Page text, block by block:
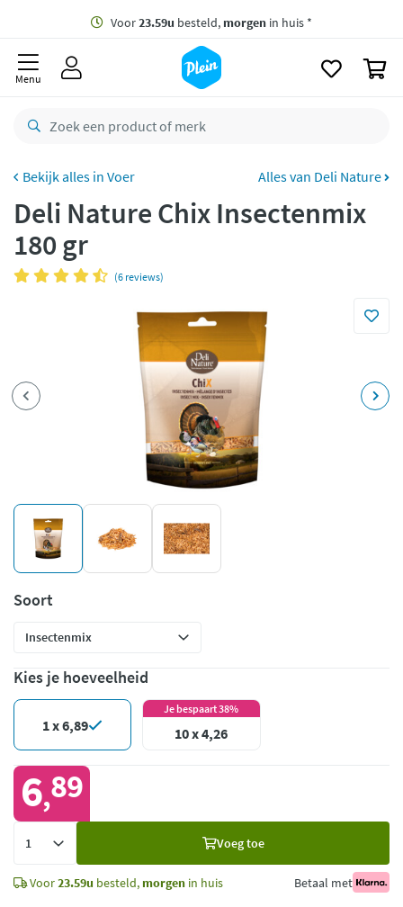
Gratisbezorging vanaf 35,- *
besteld,
retourneren
bezorgd
Betaal met Klarna
Menu
Voer Alles van Deli Nature
Deli Nature Chix Insectenmix
180 gr
(6 reviews)
Soort
Kies je hoeveelheid
1 x 6,89
Je bespaart 38%
10 x 4,26
6,89
Voeg toe
Voor23.59u besteld, morgen in huis Betaal met